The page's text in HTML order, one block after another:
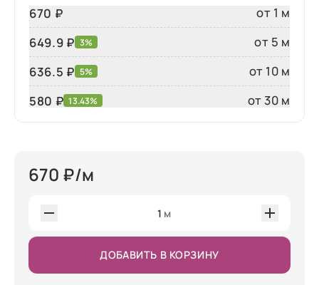
670 ₽
от 1 м
649.9 ₽ 3%
от 5 м
636.5 ₽ 5%
от 10 м
580 ₽ 13.43% от 30 м
670 ₽/м
1 м
ДОБАВИТЬ В КОРЗИНУ